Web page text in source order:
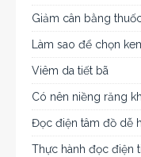
Giảm cân bằng
Làm sao để chọn
Viêm da tiết bã
Có nên niềng răng
Đọc điện tâm đồ dễ
Thực hành đọc điện